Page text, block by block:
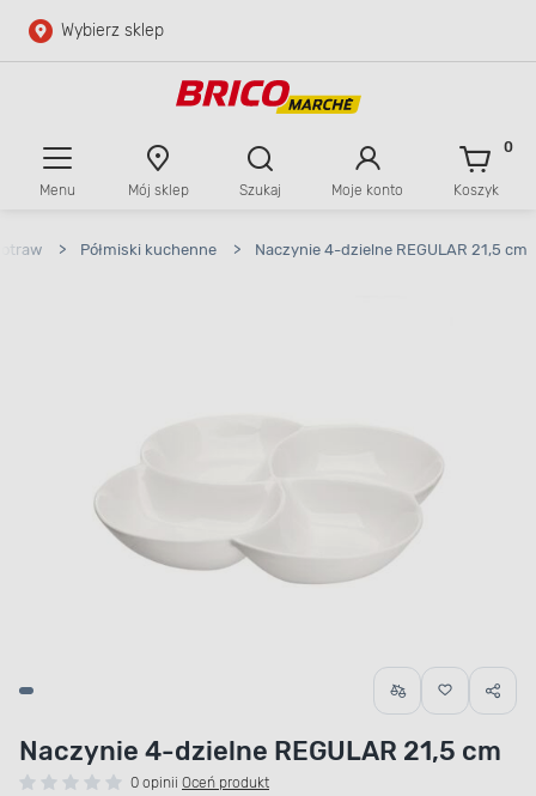
Przejdź do głównej zawartości
Wybierz sklep
Menu Mój sklep Szukaj Moje konto Koszyk
0
> Półmiski kuchenne > Naczynie 4-dzielne REGULAR 21,5 cm
Naczynie 4-dzielne REGULAR 21,5 cm
0 opinii Oceń produkt